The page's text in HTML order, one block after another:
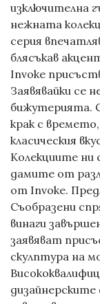
изключителна
нежната
серия
блясъкав
Invoke
Заявявайки се
бижутерията.
крак с
класическия
Колекциите ни
дамите от
от Invoke.
Съобразени
винаги
заявяват
скулптура на
дизайнерските